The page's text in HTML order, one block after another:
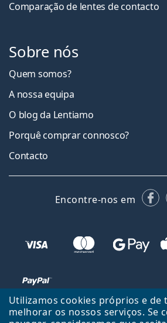
Utilizamos cookies próprios e de
melhorar os nossos serviços. Se
Comparação de lentes de contacto
Sobre nós
Quem somos?
A nossa equipa
O blog da Lentiamo
Porquê comprar connosco?
Contacto
Encontre-nos em